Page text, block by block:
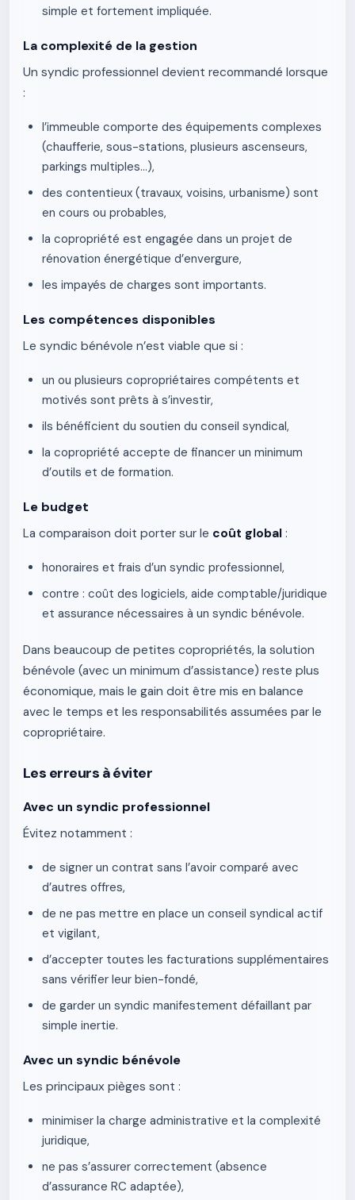
simple et fortement impliquée.
La complexité de la gestion
Un syndic professionnel devient recommandé lorsque
:
l’immeuble comporte des équipements complexes
(chaufferie, sous-stations, plusieurs ascenseurs,
parkings multiples…),
des contentieux (travaux, voisins, urbanisme) sont
en cours ou probables,
la copropriété est engagée dans un projet de
rénovation énergétique d’envergure,
les impayés de charges sont importants.
Les compétences disponibles
Le syndic bénévole n’est viable que si :
un ou plusieurs copropriétaires compétents et
motivés sont prêts à s’investir,
ils bénéficient du soutien du conseil syndical,
la copropriété accepte de financer un minimum
d’outils et de formation.
Le budget
La comparaison doit porter sur le coût global :
honoraires et frais d’un syndic professionnel,
contre : coût des logiciels, aide comptable/juridique
et assurance nécessaires à un syndic bénévole.
Dans beaucoup de petites copropriétés, la solution
bénévole (avec un minimum d’assistance) reste plus
économique, mais le gain doit être mis en balance
avec le temps et les responsabilités assumées par le
copropriétaire.
Les erreurs à éviter
Avec un syndic professionnel
Évitez notamment :
de signer un contrat sans l’avoir comparé avec
d’autres offres,
de ne pas mettre en place un conseil syndical actif
et vigilant,
d’accepter toutes les facturations supplémentaires
sans vérifier leur bien-fondé,
de garder un syndic manifestement défaillant par
simple inertie.
Avec un syndic bénévole
Les principaux pièges sont :
minimiser la charge administrative et la complexité
juridique,
ne pas s’assurer correctement (absence
d’assurance RC adaptée),